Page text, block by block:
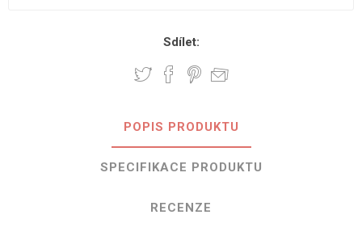
Sdílet:
POPIS PRODUKTU
SPECIFIKACE PRODUKTU
RECENZE